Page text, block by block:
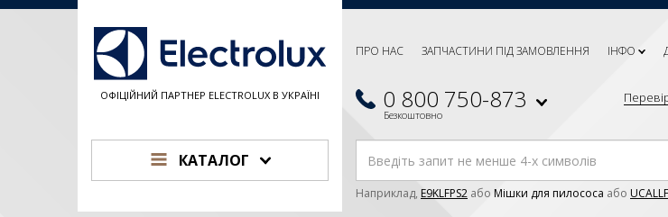
ОФІЦІЙНИЙ ПАРТНЕР ELECTROLUX В УКРАЇНІ
ПРО НАС ЗАПЧАСТИНИ ПІД ЗАМОВЛЕННЯ ІНФО
0 800 750-873
Безкоштовно
КАТАЛОГ
Наприклад, E9KLFPS2 або Мішки для пилососа або